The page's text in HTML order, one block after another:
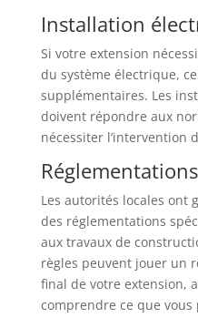
Installation
Si votre extension
du système électrique,
supplémentaires. Les
doivent répondre aux
nécessiter l’intervention
Les autorités locales ont
des réglementations
aux travaux de
règles peuvent jouer un
final de votre extension,
comprendre ce que vous